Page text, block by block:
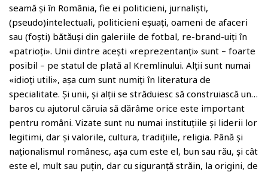
seamă și în România, fie ei politicieni, jurnaliști,
(pseudo)intelectuali, politicieni eșuați, oameni de afaceri
sau (foști) bătăuși din galeriile de fotbal, re-brand-uiți în
«patrioți». Unii dintre acești «reprezentanți» sunt – foarte
posibil – pe statul de plată al Kremlinului. Alții sunt numai
«idioți utili», așa cum sunt numiți în literatura de
specialitate. Și unii, și alții se străduiesc să construiască un…
baros cu ajutorul căruia să dărâme orice este important
pentru români. Vizate sunt nu numai instituțiile și liderii lor
legitimi, dar și valorile, cultura, tradițiile, religia. Până și
naționalismul românesc, așa cum este el, bun sau rău, și cât
este el, mult sau puțin, dar cu siguranță străin, la origini, de